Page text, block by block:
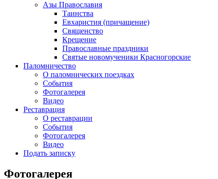
Азы Православия
Таинства
Евхаристия (причащение)
Священство
Крещение
Православные праздники
Святые новомученики Красногорские
Паломничество
О паломнических поездках
События
Фотогалерея
Видео
Реставрация
О реставрации
События
Фотогалерея
Видео
Подать записку
Фотогалерея